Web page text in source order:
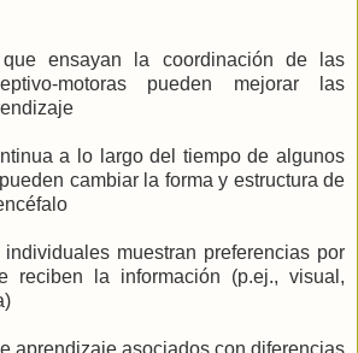
ensayan la coordinación de las
motoras pueden mejorar las
a lo largo del tiempo de algunos
cambiar la forma y estructura de
muestran preferencias por
reciben la información (p.ej., visual,